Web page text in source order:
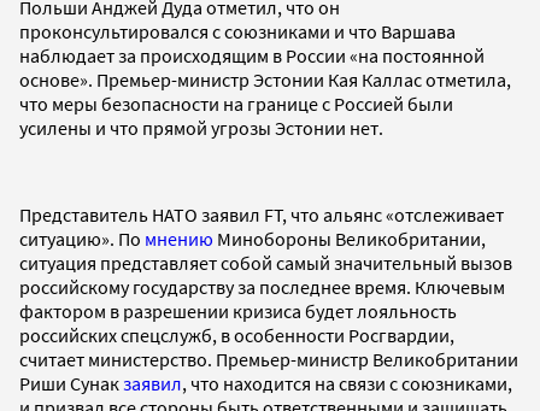
Польши Анджей Дуда отметил, что он
проконсультировался с союзниками и что Варшава
наблюдает за происходящим в России «на постоянной
основе». Премьер-министр Эстонии Кая Каллас отметила,
что меры безопасности на границе с Россией были
усилены и что прямой угрозы Эстонии нет.
Представитель НАТО заявил FT, что альянс «отслеживает
ситуацию». По мнению Минобороны Великобритании,
ситуация представляет собой самый значительный вызов
российскому государству за последнее время. Ключевым
фактором в разрешении кризиса будет лояльность
российских спецслужб, в особенности Росгвардии,
считает министерство. Премьер-министр Великобритании
Риши Сунакзаявил, что находится на связи с союзниками,